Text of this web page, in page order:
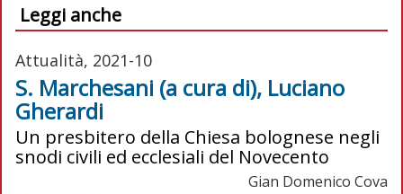
Leggi anche
Attualità, 2021-10
S. Marchesani (a cura di), Luciano
Gherardi
Un presbitero della Chiesa bolognese negli
snodi civili ed ecclesiali del Novecento
Gian Domenico Cova